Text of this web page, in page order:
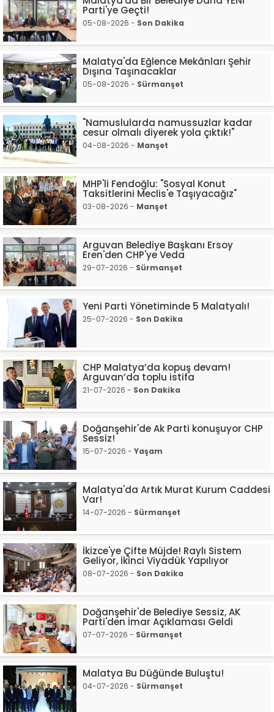
Parti'ye Geçti!
05-08-2026 - Son Dakika
Malatya'da Eğlence Mekânları Şehir
Dışına Taşınacaklar
05-08-2026 - Sürmanşet
"Namuslularda namussuzlar kadar
cesur olmalı diyerek yola çıktık!"
04-08-2026 - Manşet
MHP'li Fendoğlu: "Sosyal Konut
Taksitlerini Meclis'e Taşıyacağız"
03-08-2026 - Manşet
Arguvan Belediye Başkanı Ersoy
Eren'den CHP'ye Veda
29-07-2026 - Sürmanşet
Yeni Parti Yönetiminde 5 Malatyalı!
25-07-2026 - Son Dakika
CHP Malatya’da kopuş devam!
Arguvan’da toplu istifa
21-07-2026 - Son Dakika
Doğanşehir'de Ak Parti konuşuyor CHP
Sessiz!
15-07-2026 - Yaşam
Malatya'da Artık Murat Kurum Caddesi
Var!
14-07-2026 - Sürmanşet
İkizce'ye Çifte Müjde! Raylı Sistem
Geliyor, İkinci Viyadük Yapılıyor
08-07-2026 - Son Dakika
Doğanşehir'de Belediye Sessiz, AK
Parti'den İmar Açıklaması Geldi
07-07-2026 - Sürmanşet
Malatya Bu Düğünde Buluştu!
04-07-2026 - Sürmanşet